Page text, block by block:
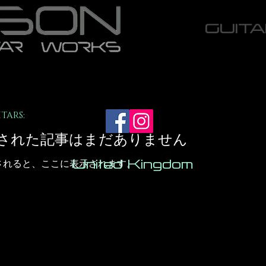
れた記事はまだありません
ると、ここに表示されます。
CUSTOM
United Kingdom